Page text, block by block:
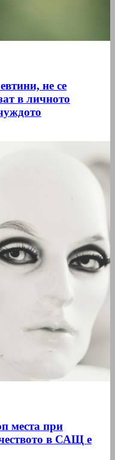
не се
в личното
места при
в САЩ е